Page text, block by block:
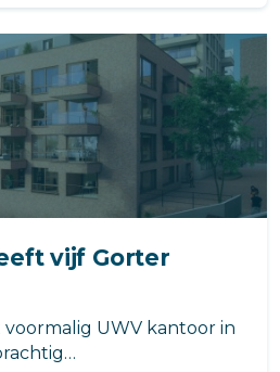
gekozen voor een
vijf Gorter
UWV kantoor in